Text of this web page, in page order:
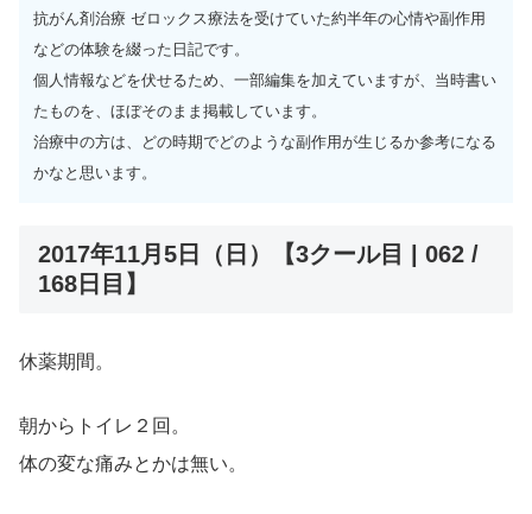
抗がん剤治療 ゼロックス療法を受けていた約半年の心情や副作用
などの体験を綴った日記です。
個人情報などを伏せるため、一部編集を加えていますが、当時書い
たものを、ほぼそのまま掲載しています。
治療中の方は、どの時期でどのような副作用が生じるか参考になる
かなと思います。
2017年11月5日（日）【3クール目 | 062 /
168日目】
休薬期間。
朝からトイレ２回。
体の変な痛みとかは無い。